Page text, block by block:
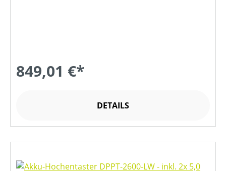
849,01 €*
DETAILS